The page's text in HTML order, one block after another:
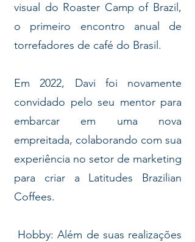
visual do Roaster Camp of Brazil,
o primeiro encontro anual de
torrefadores de café do Brasil.
Em 2022, Davi foi novamente
convidado pelo seu mentor para
embarcar em uma nova
empreitada, colaborando com sua
experiência no setor de marketing
para criar a Latitudes Brazilian
Coffees.
Hobby: Além de suas realizações